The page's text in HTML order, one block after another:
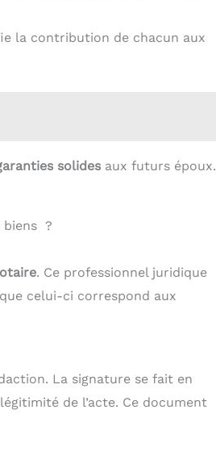
la contribution de chacun aux
solides aux futurs époux.
biens ?
. Ce professionnel juridique
celui-ci correspond aux
La signature se fait en
de l’acte. Ce document